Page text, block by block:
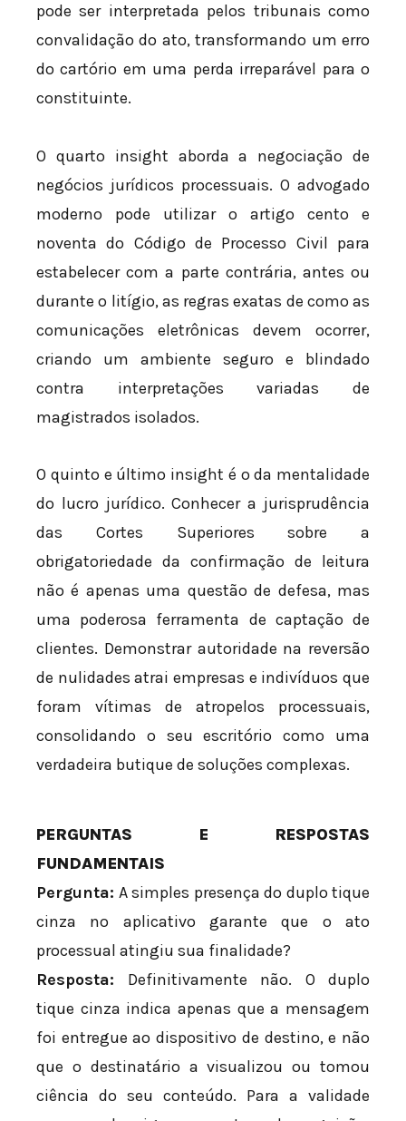
pode ser interpretada pelos tribunais como
convalidação do ato, transformando um erro
do cartório em uma perda irreparável para o
constituinte.
O quarto insight aborda a negociação de
negócios jurídicos processuais. O advogado
moderno pode utilizar o artigo cento e
noventa do Código de Processo Civil para
estabelecer com a parte contrária, antes ou
durante o litígio, as regras exatas de como as
comunicações eletrônicas devem ocorrer,
criando um ambiente seguro e blindado
contra interpretações variadas de
magistrados isolados.
O quinto e último insight é o da mentalidade
do lucro jurídico. Conhecer a jurisprudência
das Cortes Superiores sobre a
obrigatoriedade da confirmação de leitura
não é apenas uma questão de defesa, mas
uma poderosa ferramenta de captação de
clientes. Demonstrar autoridade na reversão
de nulidades atrai empresas e indivíduos que
foram vítimas de atropelos processuais,
consolidando o seu escritório como uma
verdadeira butique de soluções complexas.
PERGUNTAS E RESPOSTAS
FUNDAMENTAIS
Pergunta: A simples presença do duplo tique
cinza no aplicativo garante que o ato
processual atingiu sua finalidade?
Resposta: Definitivamente não. O duplo
tique cinza indica apenas que a mensagem
foi entregue ao dispositivo de destino, e não
que o destinatário a visualizou ou tomou
ciência do seu conteúdo. Para a validade